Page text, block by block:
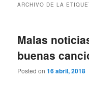
ARCHIVO DE LA
Malas
buenas
Posted on16 abril, 2018